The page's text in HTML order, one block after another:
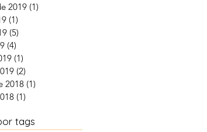
2019 (1)
(1)
(5)
(4)
(1)
(2)
2018 (1)
(1)
tags